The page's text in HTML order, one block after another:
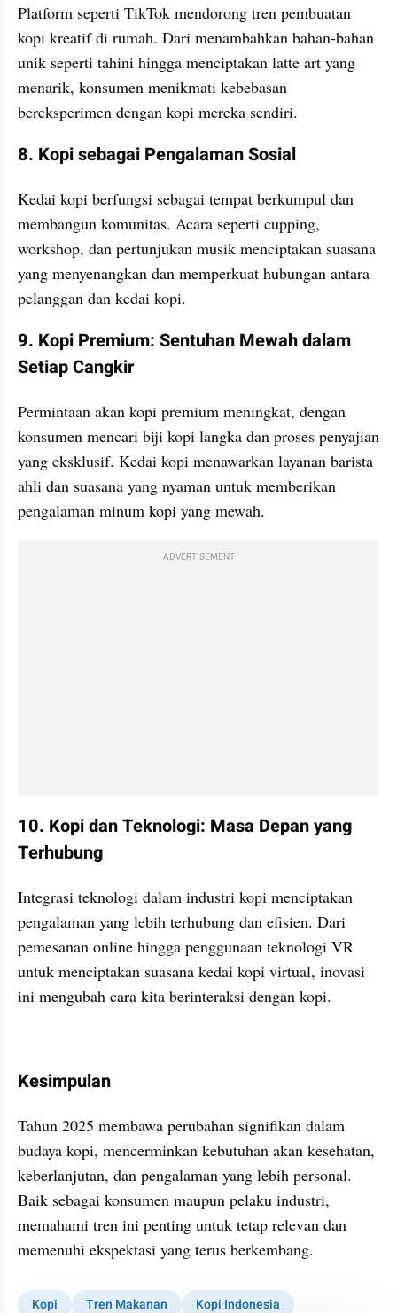
Platform seperti TikTok mendorong tren pembuatan
kopi kreatif di rumah. Dari menambahkan bahan-bahan
unik seperti tahini hingga menciptakan latte art yang
menarik, konsumen menikmati kebebasan
bereksperimen dengan kopi mereka sendiri.
8. Kopi sebagai Pengalaman Sosial
Kedai kopi berfungsi sebagai tempat berkumpul dan
membangun komunitas. Acara seperti cupping,
workshop, dan pertunjukan musik menciptakan suasana
yang menyenangkan dan memperkuat hubungan antara
pelanggan dan kedai kopi.
9. Kopi Premium: Sentuhan Mewah dalam
Setiap Cangkir
Permintaan akan kopi premium meningkat, dengan
konsumen mencari biji kopi langka dan proses penyajian
yang eksklusif. Kedai kopi menawarkan layanan barista
ahli dan suasana yang nyaman untuk memberikan
pengalaman minum kopi yang mewah.
ADVERTISEMENT
10. Kopi dan Teknologi: Masa Depan yang
Terhubung
Integrasi teknologi dalam industri kopi menciptakan
pengalaman yang lebih terhubung dan efisien. Dari
pemesanan online hingga penggunaan teknologi VR
untuk menciptakan suasana kedai kopi virtual, inovasi
ini mengubah cara kita berinteraksi dengan kopi.
Kesimpulan
Tahun 2025 membawa perubahan signifikan dalam
budaya kopi, mencerminkan kebutuhan akan kesehatan,
keberlanjutan, dan pengalaman yang lebih personal.
Baik sebagai konsumen maupun pelaku industri,
memahami tren ini penting untuk tetap relevan dan
memenuhi ekspektasi yang terus berkembang.
Kopi Tren Makanan Kopi Indonesia